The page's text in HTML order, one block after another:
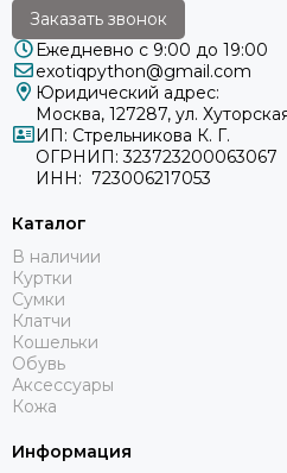
Заказать звонок
Ежедневно с 9:00 до 19:00
exotiqpython@gmail.com
Юридический адрес:
Москва, 127287, ул.
ИП: Стрельникова К. Г.
ОГРНИП: 323723200063067
ИНН: 723006217053
Каталог
В наличии
Куртки
Сумки
Клатчи
Кошельки
Обувь
Аксессуары
Кожа
Информация